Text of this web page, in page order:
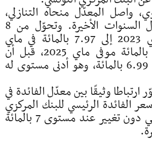
واصل المعدّل منحاه التنازلي،
الذي شهده خلال السنوات الأخيرة. وتحوّل من 8
بالمائة نهاية ماي 2023 إلى 7.97 بالمائة في ماي
2024، فإلى 7.5 بالمائة موفى ماي 2025، قبل أن
يستقر حاليا عند 6.99 بالمائة، وهو أدنى مستوى له
وثيقًا بين معدّل الفائدة في
الفائدة الرئيسي للبنك المركزي
التونسي، الذي بقي دون تغيير عند مستوى 7 بالمائة